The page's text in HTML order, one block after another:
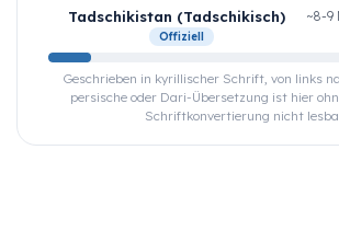
Tadschikistan (Tadschikisch)
Offiziell
~8-9
Geschrieben in kyrillischer Schrift, von links
persische oder Dari-Übersetzung ist hier
Schriftkonvertierung nicht